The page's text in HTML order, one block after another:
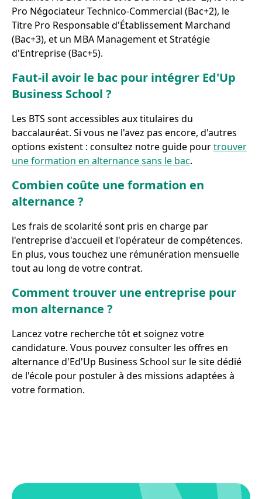
Pro Négociateur Technico-Commercial (Bac+2), le
Titre Pro Responsable d'Établissement Marchand
(Bac+3), et un MBA Management et Stratégie
d'Entreprise (Bac+5).
Faut-il avoir le bac pour intégrer Ed'Up
Business School ?
Les BTS sont accessibles aux titulaires du
baccalauréat. Si vous ne l'avez pas encore, d'autres
options existent : consultez notre guide pourtrouver
une formation en alternance sans le bac.
Combien coûte une formation en
alternance ?
Les frais de scolarité sont pris en charge par
l'entreprise d'accueil et l'opérateur de compétences.
En plus, vous touchez une rémunération mensuelle
tout au long de votre contrat.
Comment trouver une entreprise pour
mon alternance ?
Lancez votre recherche tôt et soignez votre
candidature. Vous pouvez consulter les offres en
alternance d'Ed'Up Business School sur le site dédié
de l'école pour postuler à des missions adaptées à
votre formation.